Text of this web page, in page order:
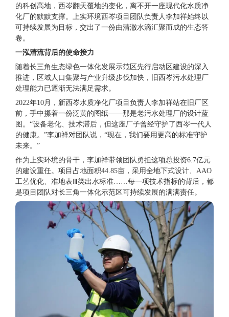
的科创高地，西岑翻天覆地的变化，离不开一座现代化水质净
化厂的默默支撑。上实环境西岑项目团队负责人李加祥始终以
可持续发展为目标，交出了一份由清澈水滴汇聚而成的生态答
卷。
一泓清流背后的使命接力
随着长三角生态绿色一体化发展示范区先行启动区建设的深入
推进，区域人口集聚与产业升级步伐加快，旧西岑污水处理厂
处理能力已逐渐无法满足需求。
2022年10月，新西岑水质净化厂项目负责人李加祥站在旧厂区
前，手中攥着一份泛黄的图纸——那是老污水处理厂的设计蓝
图。“设备老化、技术滞后，但这座厂子曾经守护了西岑一代人
的健康。”李加祥对团队说，“现在，我们要用更高的标准守护
未来。”
作为上实环境的骨干，李加祥带领团队勇担这项总投资6.7亿元
的建设重任。项目占地面积44.85亩，采用全地下式设计、AAO
工艺优化、准地表Ⅲ类出水标准……每一项技术指标的背后，都
是项目团队对长三角一体化示范区可持续发展的满满责任。